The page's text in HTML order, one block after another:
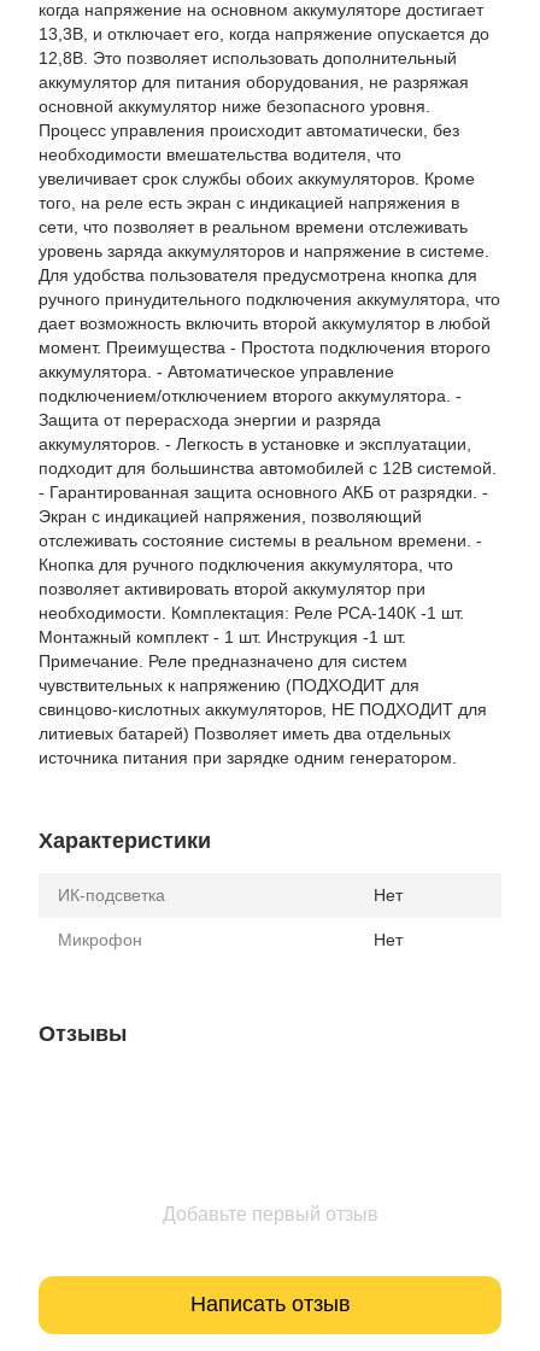
когда напряжение на основном аккумуляторе достигает
13,3В, и отключает его, когда напряжение опускается до
12,8В. Это позволяет использовать дополнительный
аккумулятор для питания оборудования, не разряжая
основной аккумулятор ниже безопасного уровня.
Процесс управления происходит автоматически, без
необходимости вмешательства водителя, что
увеличивает срок службы обоих аккумуляторов. Кроме
того, на реле есть экран с индикацией напряжения в
сети, что позволяет в реальном времени отслеживать
уровень заряда аккумуляторов и напряжение в системе.
Для удобства пользователя предусмотрена кнопка для
ручного принудительного подключения аккумулятора, что
дает возможность включить второй аккумулятор в любой
момент. Преимущества - Простота подключения второго
аккумулятора. - Автоматическое управление
подключением/отключением второго аккумулятора. -
Защита от перерасхода энергии и разряда
аккумуляторов. - Легкость в установке и эксплуатации,
подходит для большинства автомобилей с 12В системой.
- Гарантированная защита основного АКБ от разрядки. -
Экран с индикацией напряжения, позволяющий
отслеживать состояние системы в реальном времени. -
Кнопка для ручного подключения аккумулятора, что
позволяет активировать второй аккумулятор при
необходимости. Комплектация: Реле РСА-140К -1 шт.
Монтажный комплект - 1 шт. Инструкция -1 шт.
Примечание. Реле предназначено для систем
чувствительных к напряжению (ПОДХОДИТ для
свинцово-кислотных аккумуляторов, НЕ ПОДХОДИТ для
литиевых батарей) Позволяет иметь два отдельных
источника питания при зарядке одним генератором.
Характеристики
ИК-подсветка Нет
Микрофон Нет
Отзывы
Добавьте первый отзыв
Написать отзыв